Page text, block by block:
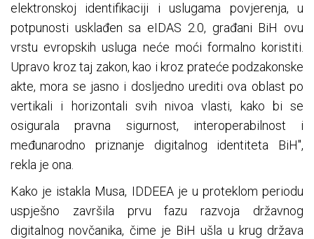
elektronskoj identifikaciji i uslugama povjerenja, u
potpunosti usklađen sa eIDAS 2.0, građani BiH ovu
vrstu evropskih usluga neće moći formalno koristiti.
Upravo kroz taj zakon, kao i kroz prateće podzakonske
akte, mora se jasno i dosljedno urediti ova oblast po
vertikali i horizontali svih nivoa vlasti, kako bi se
osigurala pravna sigurnost, interoperabilnost i
međunarodno priznanje digitalnog identiteta BiH",
rekla je ona.
Kako je istakla Musa, IDDEEA je u proteklom periodu
uspješno završila prvu fazu razvoja državnog
digitalnog novčanika, čime je BiH ušla u krug država